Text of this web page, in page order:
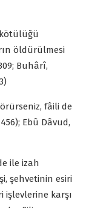
kötülüğü
öldürülmesi
Buhârî,
fâili de
Ebû Dâvud,
ile izah
şehvetinin esiri
işlevlerine karşı